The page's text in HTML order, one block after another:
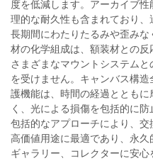
度を低減します。アーカイブ
理的な耐久性も含まれており
長期間にわたりたるみや歪み
材の化学組成は、額装材との反
さまざまなマウントシステム
を受けません。キャンバス構
護機能は、時間の経過ととも
く、光による損傷を包括的に
包括的なアプローチにより、
高価値用途に最適であり、永久
ギャラリー、コレクターに安心